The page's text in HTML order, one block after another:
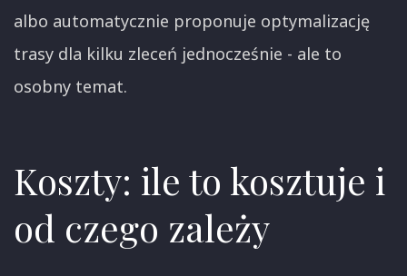
albo automatycznie proponuje optymalizację
trasy dla kilku zleceń jednocześnie - ale to
osobny temat.
Koszty: ile to kosztuje i
od czego zależy